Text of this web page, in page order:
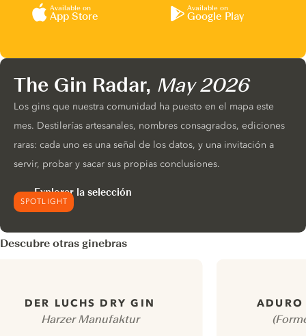
Available on
App Store
Available on
Google Play
SPOTLIGHT
The Gin Radar, May 2026
Los gins que nuestra comunidad ha puesto en el mapa este
mes. Destilerías artesanales, nombres consagrados, ediciones
raras: cada uno es una señal de los datos, y una invitación a
servir, probar y sacar sus propias conclusiones.
Explorar la selección
Descubre otras ginebras
DER LUCHS DRY GIN
Harzer Manufaktur